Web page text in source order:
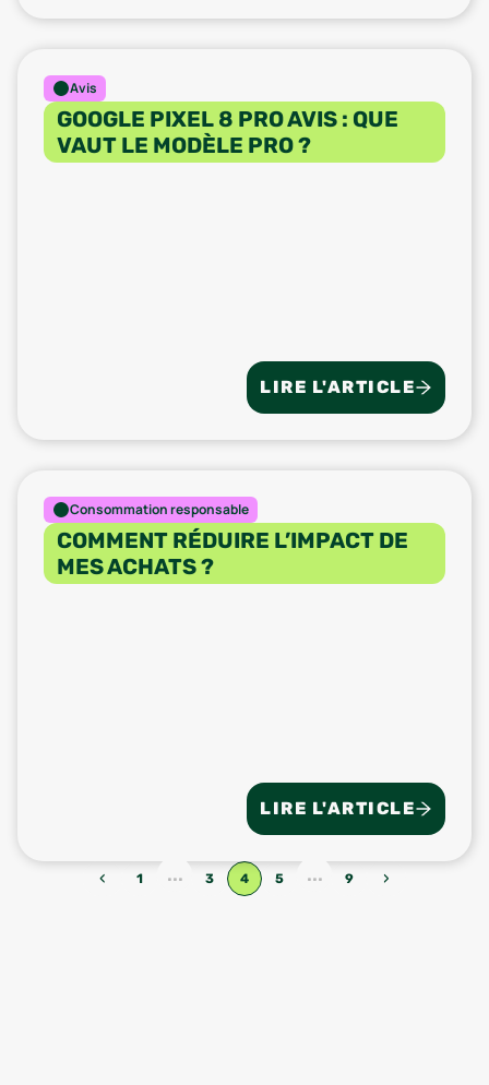
Avis
GOOGLE PIXEL 8 PRO AVIS : QUE
VAUT LE MODÈLE PRO ?
LIRE L'ARTICLE
Consommation responsable
COMMENT RÉDUIRE L’IMPACT DE
MES ACHATS ?
LIRE L'ARTICLE
‹ 1 ... 3 4 5 ... 9 ›